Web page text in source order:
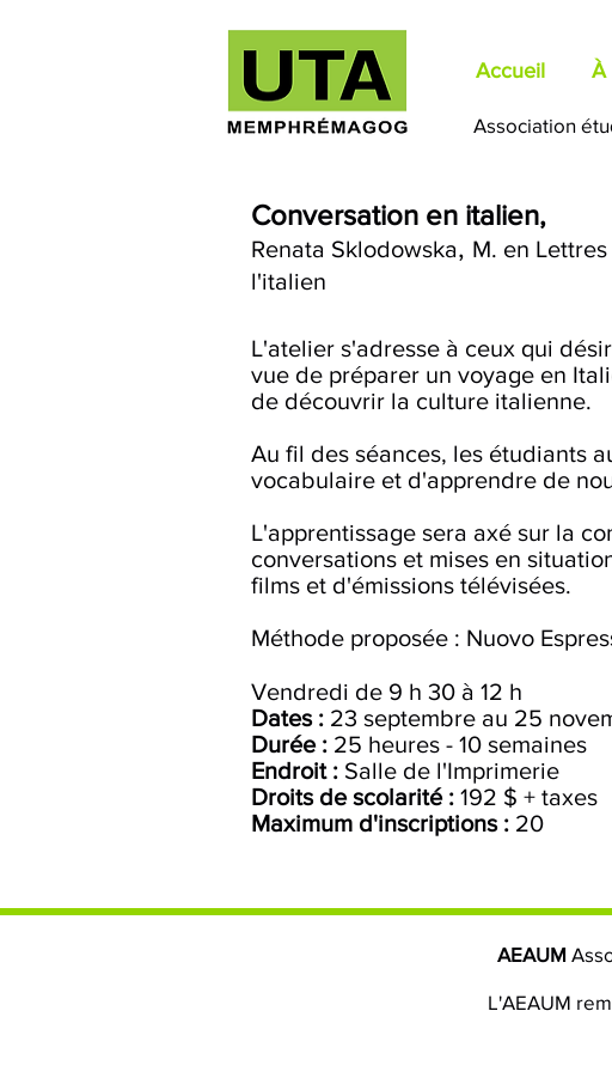
Accueil À
Association
Conversation en italien,
Renata Sklodowska, M. en
l'italien
L'atelier s'adresse à ceux qui
vue de préparer un voyage en
de découvrir la culture italienne.
Au fil des séances, les étudiants
vocabulaire et d'apprendre de
L'apprentissage sera axé sur la
conversations et mises en
films et d'émissions télévisées.
Méthode proposée : Nuovo
Vendredi de 9 h 30 à 12 h
Dates : 23 septembre au 25
Durée : 25 heures - 10 semaines
Endroit : Salle de l'Imprimerie
Droits de scolarité : 192 $ + taxes
Maximum d'inscriptions : 20
AEAUM
L'AEAUM